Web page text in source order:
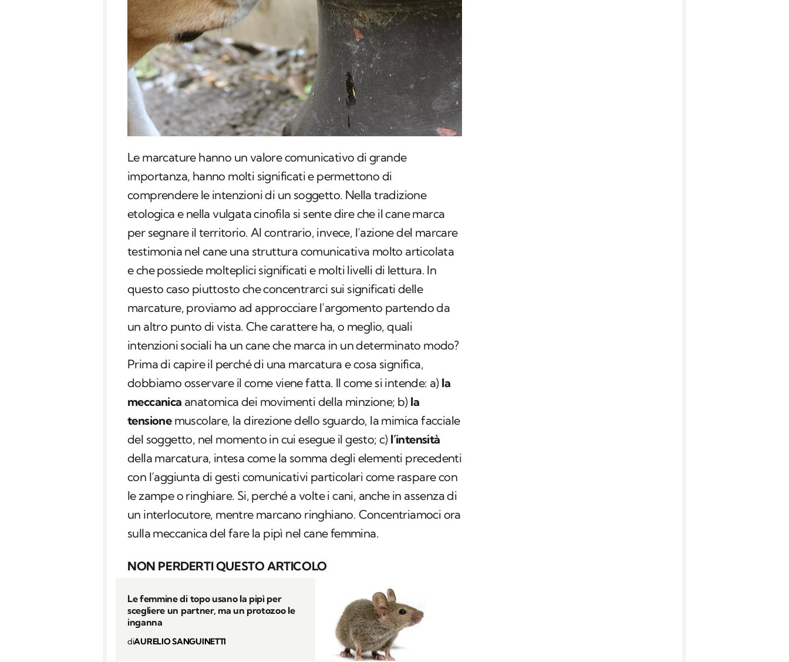
Le marcature hanno un valore comunicativo di grande
importanza, hanno molti significati e permettono di
comprendere le intenzioni di un soggetto. Nella tradizione
etologica e nella vulgata cinofila si sente dire che il cane marca
per segnare il territorio. Al contrario, invece, l’azione del marcare
testimonia nel cane una struttura comunicativa molto articolata
e che possiede molteplici significati e molti livelli di lettura. In
questo caso piuttosto che concentrarci sui significati delle
marcature, proviamo ad approcciare l’argomento partendo da
un altro punto di vista. Che carattere ha, o meglio, quali
intenzioni sociali ha un cane che marca in un determinato modo?
Prima di capire il perché di una marcatura e cosa significa,
dobbiamo osservare il come viene fatta. Il come si intende: a) la
meccanica anatomica dei movimenti della minzione; b) la
tensionemuscolare, la direzione dello sguardo, la mimica facciale
del soggetto, nel momento in cui esegue il gesto; c) l’intensità
della marcatura, intesa come la somma degli elementi precedenti
con l’aggiunta di gesti comunicativi particolari come raspare con
le zampe o ringhiare. Si, perché a volte i cani, anche in assenza di
un interlocutore, mentre marcano ringhiano. Concentriamoci ora
sulla meccanica del fare la pipì nel cane femmina.
NON PERDERTI QUESTO ARTICOLO
Le femmine di topo usano la pipì per
scegliere un partner, ma un protozoo le
inganna
diAURELIO SANGUINETTI